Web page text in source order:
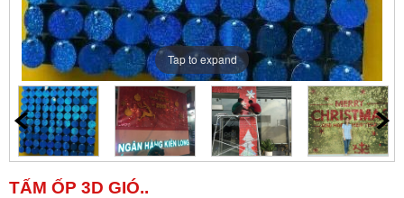
Tap to expand
TẤM ỐP 3D GIÓ..